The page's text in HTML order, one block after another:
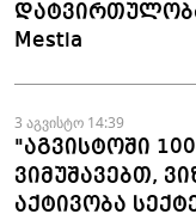
Mestia
3 აგვისტო 14:39
"აგვისტოში
ვიმუშავებთ,
აქტივობა